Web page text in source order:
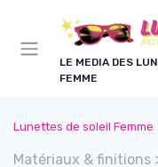
LE MEDIA DES
FEMME
Lunettes de soleil Femme
Matériaux &